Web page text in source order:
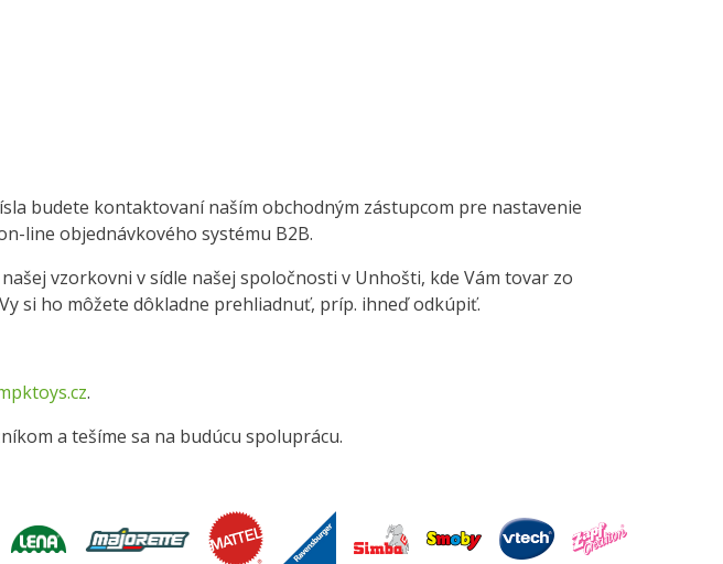
budete kontaktovaní naším obchodným zástupcom pre nastavenie
line objednávkového systému B2B.
vzorkovni v sídle našej spoločnosti v Unhošti, kde Vám tovar zo
si ho môžete dôkladne prehliadnuť, príp. ihneď odkúpiť.
.
a tešíme sa na budúcu spoluprácu.